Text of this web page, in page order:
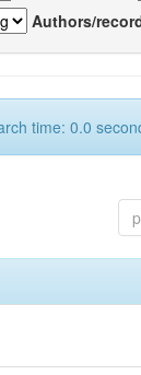
Authors/
time: 0.0